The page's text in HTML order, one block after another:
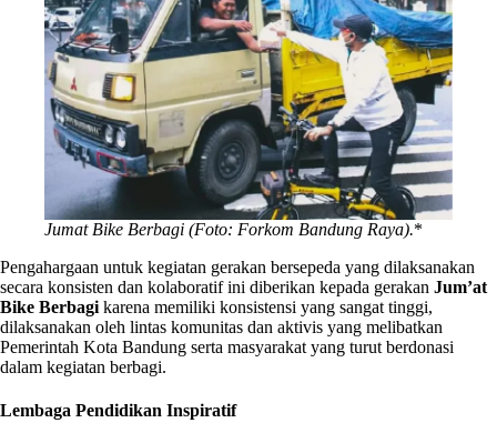
Jumat Bike Berbagi (Foto: Forkom Bandung Raya).*
Pengahargaan untuk kegiatan gerakan bersepeda yang dilaksanakan
secara konsisten dan kolaboratif ini diberikan kepada gerakan Jum’at
Bike Berbagi karena memiliki konsistensi yang sangat tinggi,
dilaksanakan oleh lintas komunitas dan aktivis yang melibatkan
Pemerintah Kota Bandung serta masyarakat yang turut berdonasi
dalam kegiatan berbagi.
Lembaga Pendidikan Inspiratif